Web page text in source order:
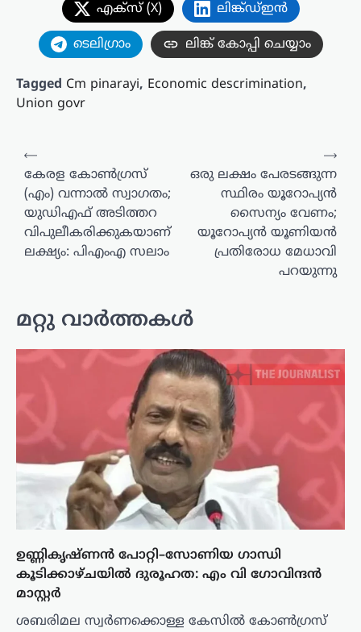
എക്സ് (X) ലിങ്ക്ഡ്ഇൻ
ടെലിഗ്രാം ലിങ്ക് കോപ്പി ചെയ്യാം
Tagged Cm pinarayi, Economic descrimination,
Union govr
പോസ്റ്റുകളിലൂടെ
⟵
കേരള കോണ്‍ഗ്രസ്
(എം) വന്നാല്‍ സ്വാഗതം;
യുഡിഎഫ് അടിത്തറ
വിപുലീകരിക്കുകയാണ്
ലക്ഷ്യം: പിഎംഎ സലാം
ഒരു ലക്ഷം പേരടങ്ങുന്ന
സ്ഥിരം യൂറോപ്യൻ
സൈന്യം വേണം;
യൂറോപ്യൻ യൂണിയൻ
പ്രതിരോധ മേധാവി
പറയുന്നു
⟶
മറ്റു വാർത്തകൾ
ഉണ്ണികൃഷ്ണൻ പോറ്റി–സോണിയ ഗാന്ധി
കൂടിക്കാഴ്ചയിൽ ദുരൂഹത: എം വി ഗോവിന്ദൻ
മാസ്റ്റർ
ശബരിമല സ്വർണക്കൊള്ള കേസിൽ കോൺഗ്രസ്